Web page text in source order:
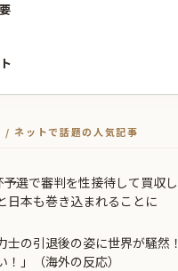
ネットで話題の人気記事
選で審判を性接待して買収
日本も巻き込まれることに
士の引退後の姿に世界が騒然
」（海外の反応）